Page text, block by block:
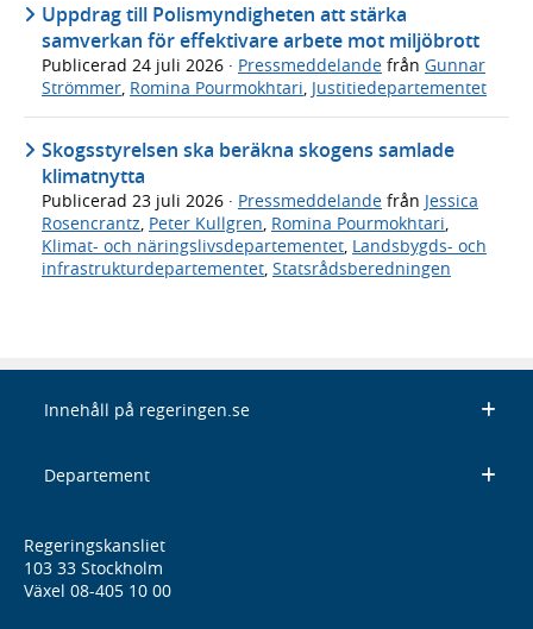
Uppdrag till Polismyndigheten att stärka
samverkan för effektivare arbete mot miljöbrott
Publicerad 24 juli 2026 · Pressmeddelande från Gunnar
Strömmer, Romina Pourmokhtari, Justitiedepartementet
Skogsstyrelsen ska beräkna skogens samlade
klimatnytta
Publicerad 23 juli 2026 · Pressmeddelande från Jessica
Rosencrantz Peter Kullgren Romina Pourmokhtari
Klimat- och näringslivsdepartementet Landsbygds- och
infrastrukturdepartementet Statsrådsberedningen
Innehåll på regeringen.se
Departement
Regeringskansliet
103 33 Stockholm
Växel 08-405 10 00